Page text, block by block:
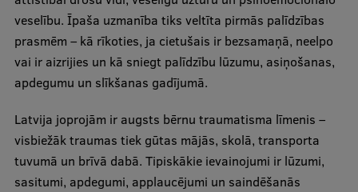
Mūžizglītība
Ētikas un līdztiesības mācības
Atvērtā universitāte
Sagatavošanas kursi
veselību. Īpaša uzmanība tiks veltīta pirmās palīdzības
prasmēm – kā rīkoties, ja cietušais ir bezsamaņā, neelpo
vai ir aizrijies un kā sniegt palīdzību lūzumu, asiņošanas,
apdegumu un slīkšanas gadījumā.
Latvija joprojām ir augsts bērnu traumatisma līmenis –
visbiežāk traumas tiek gūtas mājās, skolā, transporta
tuvumā un brīvā dabā. Tipiskākie ievainojumi ir lūzumi,
sasitumi, apdegumi, applaucējumi un saindēšanās